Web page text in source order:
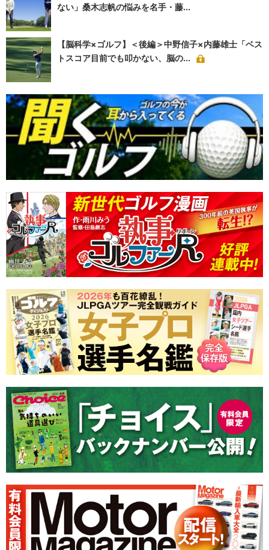
ない」桑木志帆の悩みを名手・藤...
【脳科学×ゴルフ】＜後編＞中野信子×内藤雄士「ベス
トスコア目前でも叩かない、脳の...